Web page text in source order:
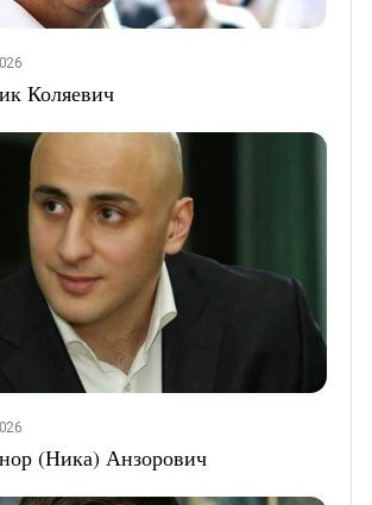
Коляевич
(Ника) Анзорович